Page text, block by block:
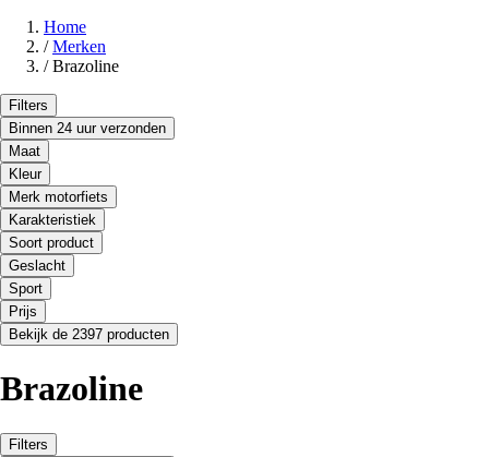
Home
/ Merken
/ Brazoline
Filters
Binnen 24 uur verzonden
Maat
Kleur
Merk motorfiets
Karakteristiek
Soort product
Geslacht
Sport
Prijs
Bekijk de 2397 producten
Brazoline
Filters